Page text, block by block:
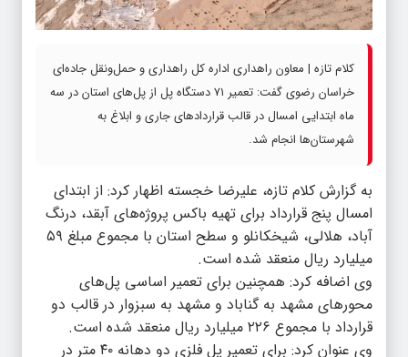
کلام تازه | معاون راهداری اداره کل راهداری و حمل‌ونقل جاده‌ای
خراسان رضوی گفت: تعمیر ۷۱ دستگاه پل از پل‌های استان در سه
ماه ابتدایی امسال در قالب قراردادهای جاری و ابلاغ به
شهرستان‌ها انجام شد.
به گزارش کلام‌ تازه، علیرضا خجسته اظهار کرد: از ابتدای
امسال پنج قرارداد برای تهیه باکس پروژه‌های آبقد، درنگ
آباد، هلالی، شیخکانلو و سطح استان با مجموع مبلغ ۵۹
میلیارد ریال منعقد شده است.
وی اضافه کرد: همچنین برای تعمیر اساسی پل‌های
محورهای مشهد به گناباد و مشهد به سبزوار در قالب دو
قرارداد با مجموع ۲۲۶ میلیارد ریال منعقد شده است.
وی عنوان کرد: برای تعمیر پل فلزی دو دهانه ۴۰ متر در